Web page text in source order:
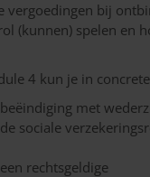
vergoedingen bij
(kunnen) spelen en
4 kun je in
met
sociale
rechtsgeldige